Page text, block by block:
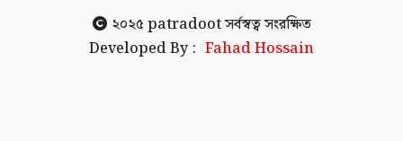
২০২৫ patradootসর্বস্বত্ব সংরক্ষিত
Developed By : Fahad Hossain